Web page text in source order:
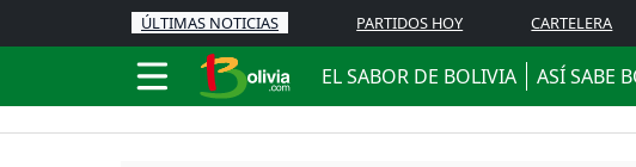
ÚLTIMAS NOTICIAS PARTIDOS HOY CARTELERA
EL SABOR DE BOLIVIA ASÍ SABE